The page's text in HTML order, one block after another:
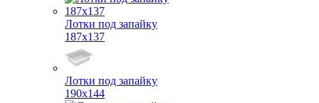
Лотки под запайку
187х137
Лотки под запайку
190х144